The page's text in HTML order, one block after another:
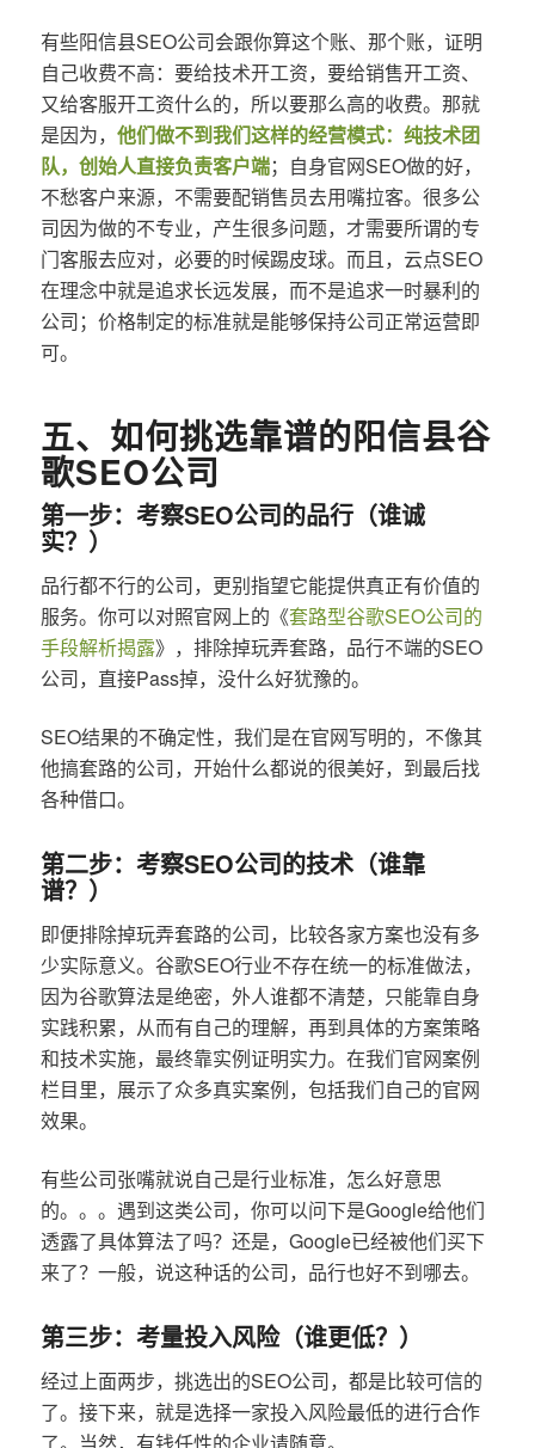
有些阳信县SEO公司会跟你算这个账、那个账，证明
自己收费不高：要给技术开工资，要给销售开工资、
又给客服开工资什么的，所以要那么高的收费。那就
是因为， 他们做不到我们这样的经营模式：纯技术团
队，创始人直接负责客户端；自身官网SEO做的好，
不愁客户来源，不需要配销售员去用嘴拉客。很多公
司因为做的不专业，产生很多问题，才需要所谓的专
门客服去应对，必要的时候踢皮球。而且，云点SEO
在理念中就是追求长远发展，而不是追求一时暴利的
公司；价格制定的标准就是能够保持公司正常运营即
可。
五、如何挑选靠谱的阳信县谷
歌SEO公司
第一步：考察SEO公司的品行（谁诚
实？）
品行都不行的公司，更别指望它能提供真正有价值的
服务。你可以对照官网上的《套路型谷歌SEO公司的
手段解析揭露》，排除掉玩弄套路，品行不端的SEO
公司，直接Pass掉，没什么好犹豫的。
SEO结果的不确定性，我们是在官网写明的，不像其
他搞套路的公司，开始什么都说的很美好，到最后找
各种借口。
第二步：考察SEO公司的技术（谁靠
谱？）
即便排除掉玩弄套路的公司，比较各家方案也没有多
少实际意义。谷歌SEO行业不存在统一的标准做法，
因为谷歌算法是绝密，外人谁都不清楚，只能靠自身
实践积累，从而有自己的理解，再到具体的方案策略
和技术实施，最终靠实例证明实力。在我们官网案例
栏目里，展示了众多真实案例，包括我们自己的官网
效果。
有些公司张嘴就说自己是行业标准，怎么好意思
的。。。遇到这类公司，你可以问下是Google给他们
透露了具体算法了吗？还是，Google已经被他们买下
来了？一般，说这种话的公司，品行也好不到哪去。
第三步：考量投入风险（谁更低？）
经过上面两步，挑选出的SEO公司，都是比较可信的
了。接下来，就是选择一家投入风险最低的进行合作